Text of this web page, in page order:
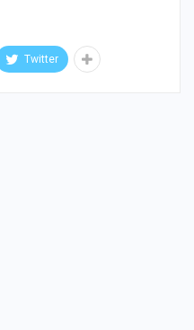
Twitter